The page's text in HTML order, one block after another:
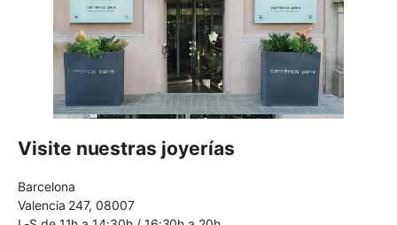
Visite nuestras joyerías
Barcelona
Valencia 247, 08007